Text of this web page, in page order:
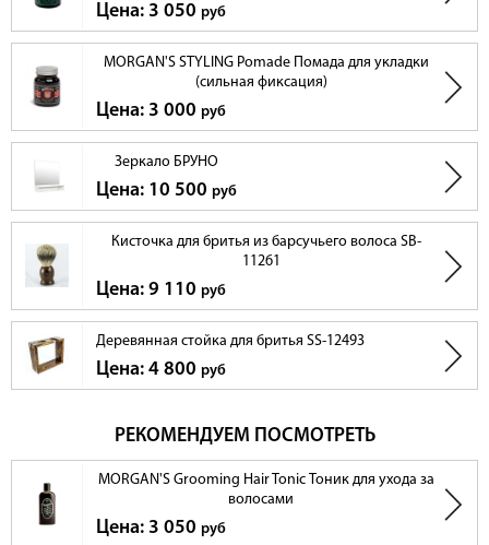
Цена: 3 050 руб
MORGAN'S STYLING Pomade Помада для укладки
(сильная фиксация)
Цена: 3 000 руб
Зеркало БРУНО
Цена: 10 500 руб
Кисточка для бритья из барсучьего волоса SB-
11261
Цена: 9 110 руб
Деревянная стойка для бритья SS-12493
Цена: 4 800 руб
РЕКОМЕНДУЕМ ПОСМОТРЕТЬ
MORGAN'S Grooming Hair Tonic Тоник для ухода за
волосами
Цена: 3 050 руб